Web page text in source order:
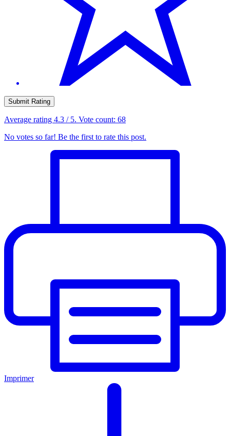
Submit Rating
Average rating 4.3 / 5. Vote count: 68
No votes so far! Be the first to rate this post.
Imprimer